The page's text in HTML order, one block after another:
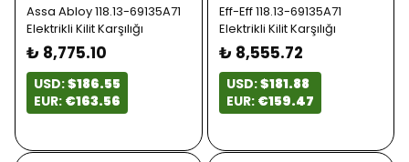
Assa Abloy 118.13-69135A71
Elektrikli Kilit Karşılığı
₺ 8,775.10
USD:$186.55
EUR: €163.56
Eff-Eff 118.13-69135A71
Elektrikli Kilit Karşılığı
₺ 8,555.72
USD:$181.88
EUR: €159.47